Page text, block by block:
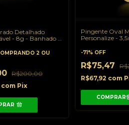
Detalhado
- 8g - Banhado a
2 OU
R$200,00
com Pix
Pingente Oval
Personalize -
-71 % OFF
R$75,47
R$67,92 com